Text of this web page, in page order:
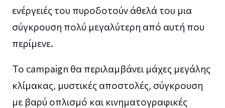
ενέργειές του πυροδοτούν άθελά του μια
σύγκρουση πολύ μεγαλύτερη από αυτή που
περίμενε.
Το campaign θα περιλαμβάνει μάχες μεγάλης
κλίμακας, μυστικές αποστολές, σύγκρουση
με βαρύ οπλισμό και κινηματογραφικές